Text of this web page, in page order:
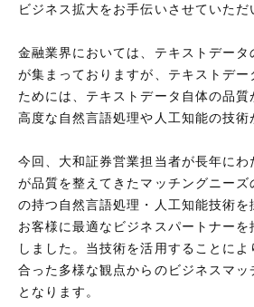
ビジネス拡大をお手伝いさせていただ
金融業界においては、テキストデータ
が集まっておりますが、テキストデー
ためには、テキストデータ自体の品質
高度な自然言語処理や人工知能の技術
今回、大和証券営業担当者が長年にわ
が品質を整えてきたマッチングニーズ
の持つ自然言語処理・人工知能技術を
お客様に最適なビジネスパートナー
しました。当技術を活用することによ
合った多様な観点からのビジネスマッ
となります。